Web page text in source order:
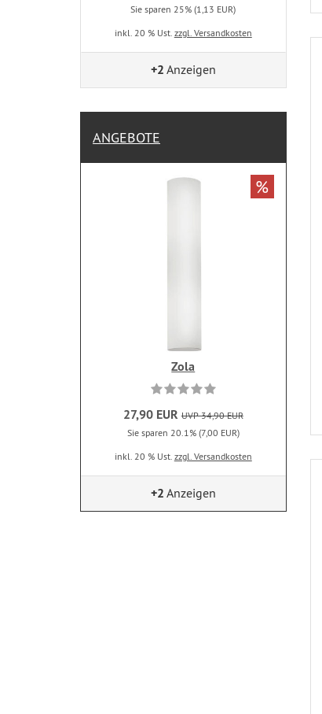
Sie sparen 25% (1,13 EUR)
inkl. 20 % Ust. zzgl. Versandkosten
+2 Anzeigen
ANGEBOTE
Zola
27,90 EUR UVP 34,90 EUR
Sie sparen 20.1% (7,00 EUR)
inkl. 20 % Ust. zzgl. Versandkosten
%
+2 Anzeigen